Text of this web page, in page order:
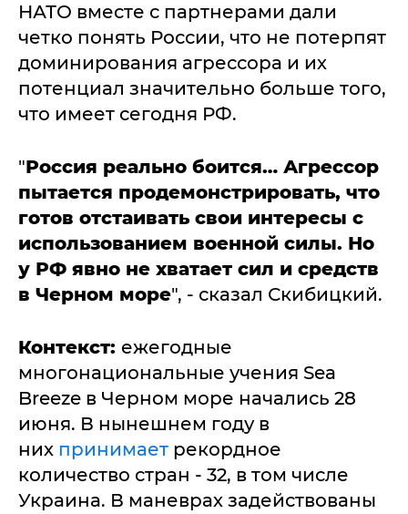
НАТО вместе с партнерами дали
четко понять России, что не потерпят
доминирования агрессора и их
потенциал значительно больше того,
что имеет сегодня РФ.
"Россия реально боится… Агрессор
пытается продемонстрировать, что
готов отстаивать свои интересы с
использованием военной силы. Но
у РФ явно не хватает сил и средств
в Черном море", - сказал Скибицкий.
Контекст: ежегодные
многонациональные учения Sea
Breeze в Черном море начались 28
июня. В нынешнем году в
них принимает рекордное
количество стран - 32, в том числе
Украина. В маневрах задействованы